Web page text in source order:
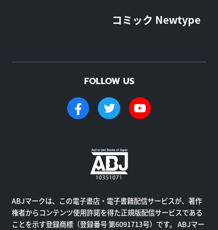
コミック Newtype
FOLLOW US
ABJマークは、この電子書店・電子書籍配信サービスが、著作
権者からコンテンツ使用許諾を得た正規版配信サービスである
ことを示す登録商標（登録番号 第6091713号）です。 ABJマー